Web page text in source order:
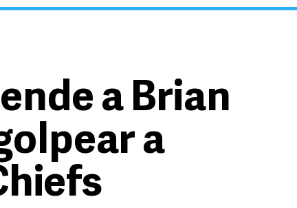
a Brian
a